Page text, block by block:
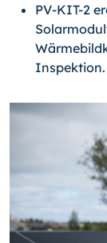
PV-KIT-2
Inspektion.